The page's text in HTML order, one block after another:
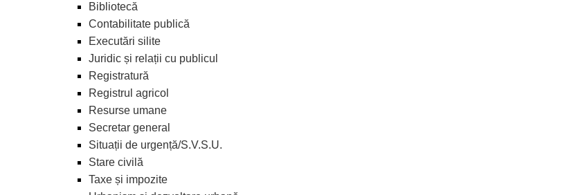
Bibliotecă
Contabilitate publică
Executări silite
Juridic și relații cu publicul
Registratură
Registrul agricol
Resurse umane
Secretar general
Situații de urgență/S.V.S.U.
Stare civilă
Taxe și impozite